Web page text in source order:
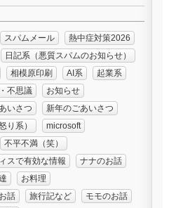
スパムメール
熱中症対策2026
日記系（悪質スパムのお知らせ）
相模原印刷 AI系
起業系
不思議
お知らせ
いさつ
新年のごあいさつ
り系）
microsoft
不平不満（笑）
スで有効な情報
ナナのお話
お料理
話 旅行記など
モモのお話